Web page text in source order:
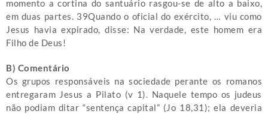
momento a cortina do santuário rasgou-se de alto a baixo,
em duas partes. 39Quando o oficial do exército, … viu como
Jesus havia expirado, disse: Na verdade, este homem era
Filho de Deus!
B) Comentário
Os grupos responsáveis na sociedade perante os romanos
entregaram Jesus a Pilato (v 1). Naquele tempo os judeus
não podiam ditar “sentença capital” (Jo 18,31); ela deveria